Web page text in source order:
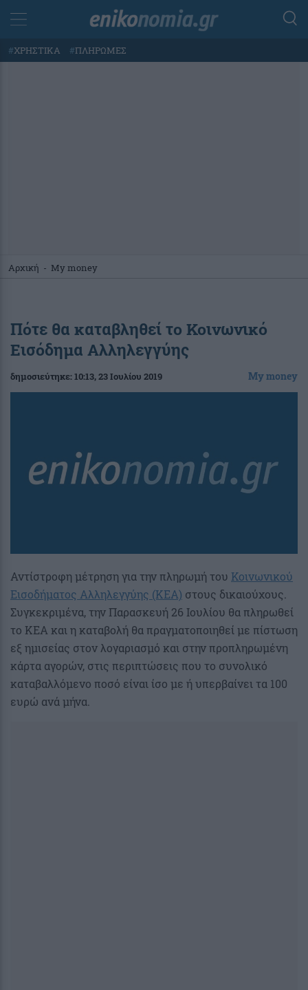
#ΧΡΗΣΤΙΚΑ #ΠΛΗΡΩΜΕΣ
Αρχική - My money
Πότε θα καταβληθεί το Κοινωνικό
Εισόδημα Αλληλεγγύης
δημοσιεύτηκε:10:13, 23 Ιουλίου 2019 My money
Αντίστροφη μέτρηση για την πληρωμή του Κοινωνικού
Εισοδήματος Αλληλεγγύης (ΚΕΑ) στους δικαιούχους.
Συγκεκριμένα, την Παρασκευή 26 Ιουλίου θα πληρωθεί
το ΚΕΑ και η καταβολή θα πραγματοποιηθεί με πίστωση
εξ ημισείας στον λογαριασμό και στην προπληρωμένη
κάρτα αγορών, στις περιπτώσεις που το συνολικό
καταβαλλόμενο ποσό είναι ίσο με ή υπερβαίνει τα 100
ευρώ ανά μήνα.